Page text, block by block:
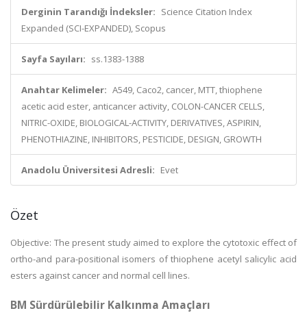
Derginin Tarandığı İndeksler: Science Citation Index
Expanded (SCI-EXPANDED), Scopus
Sayfa Sayıları: ss.1383-1388
Anahtar Kelimeler: A549, Caco2, cancer, MTT, thiophene
acetic acid ester, anticancer activity, COLON-CANCER CELLS,
NITRIC-OXIDE, BIOLOGICAL-ACTIVITY, DERIVATIVES, ASPIRIN,
PHENOTHIAZINE, INHIBITORS, PESTICIDE, DESIGN, GROWTH
Anadolu Üniversitesi Adresli: Evet
Özet
Objective: The present study aimed to explore the cytotoxic effect of
ortho-and para-positional isomers of thiophene acetyl salicylic acid
esters against cancer and normal cell lines.
BM Sürdürülebilir Kalkınma Amaçları